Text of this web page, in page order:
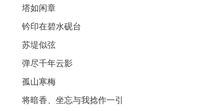
塔如闲章
钤印在碧水砚台
苏堤似弦
弹尽千年云影
孤山寒梅
将暗香、坐忘与我捻作一引